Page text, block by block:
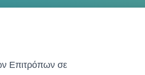
Επιτρόπων σε